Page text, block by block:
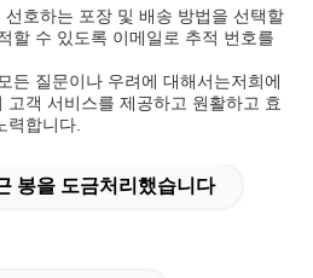
호하는 포장 및 배송 방법을 선택할
할 수 있도록 이메일로 추적 번호를
든 질문이나 우려에 대해서는저희에
고객 서비스를 제공하고 원활하고 효
력합니다.
봉을 도금처리했습니다